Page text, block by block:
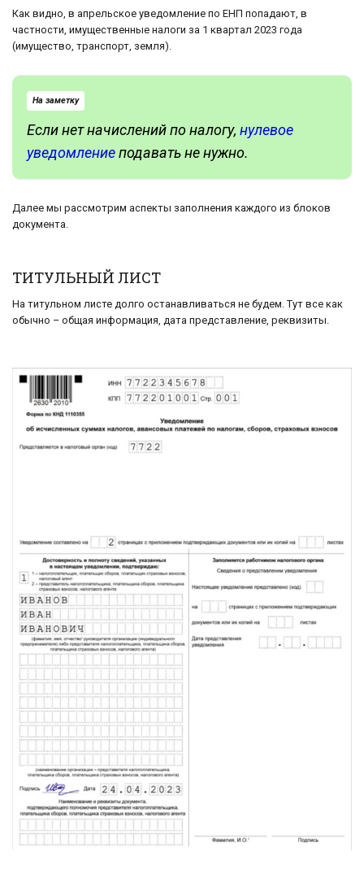
Как видно, в апрельское уведомление по ЕНП попадают, в
частности, имущественные налоги за 1 квартал 2023 года
(имущество, транспорт, земля).
На заметку
Если нет начислений по налогу, нулевое
уведомлениеподавать не нужно.
Далее мы рассмотрим аспекты заполнения каждого из блоков
документа.
ТИТУЛЬНЫЙ ЛИСТ
На титульном листе долго останавливаться не будем. Тут все как
обычно – общая информация, дата представление, реквизиты.